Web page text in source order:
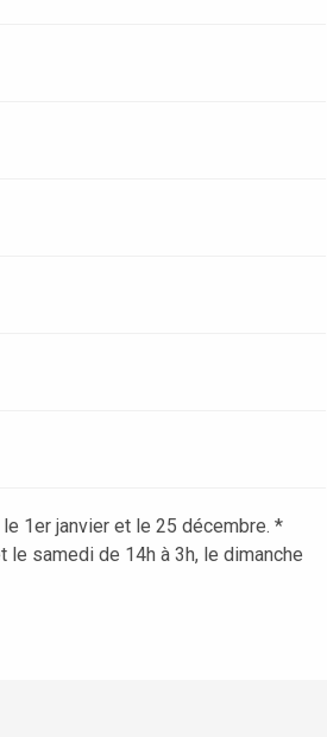
le 1er janvier et le 25 décembre. *
le samedi de 14h à 3h, le dimanche